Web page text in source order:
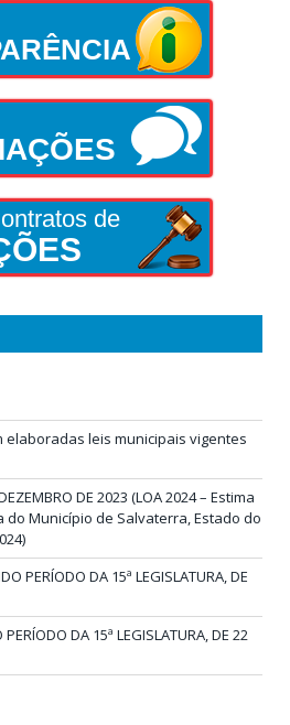
de
elaboradas leis municipais vigentes
DE 2023 (LOA 2024 – Estima
do Município de Salvaterra, Estado do
PERÍODO DA 15ª LEGISLATURA, DE
DA 15ª LEGISLATURA, DE 22